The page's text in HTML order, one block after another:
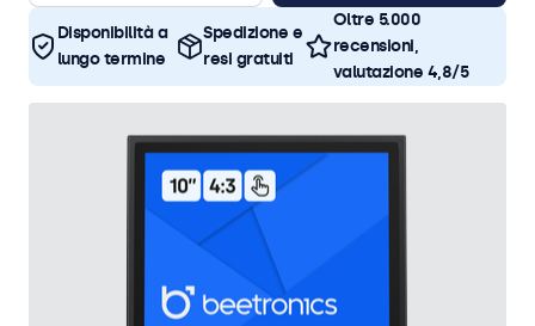
Disponibilità a
lungo termine
Spedizione e
resi gratuiti
Oltre 5.000
recensioni,
valutazione 4,8/5